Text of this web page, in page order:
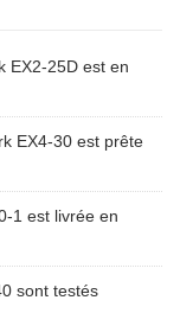
EX2-25D est en
EX4-30 est prête
1 est livrée en
sont testés